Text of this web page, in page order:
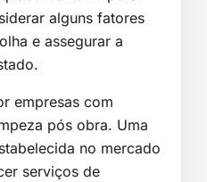
alguns fatores
e assegurar a
empresas com
pós obra. Uma
no mercado
serviços de